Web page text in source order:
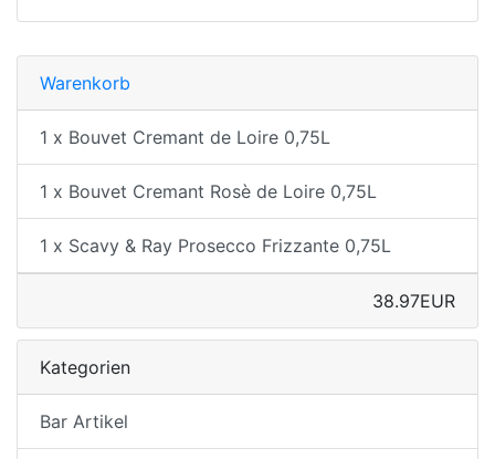
Warenkorb
1 x Bouvet Cremant de Loire 0,75L
1 x Bouvet Cremant Rosè de Loire 0,75L
1 x Scavy & Ray Prosecco Frizzante 0,75L
38.97EUR
Kategorien
Bar Artikel